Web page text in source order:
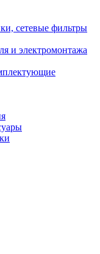
сетевые фильтры
и электромонтажа